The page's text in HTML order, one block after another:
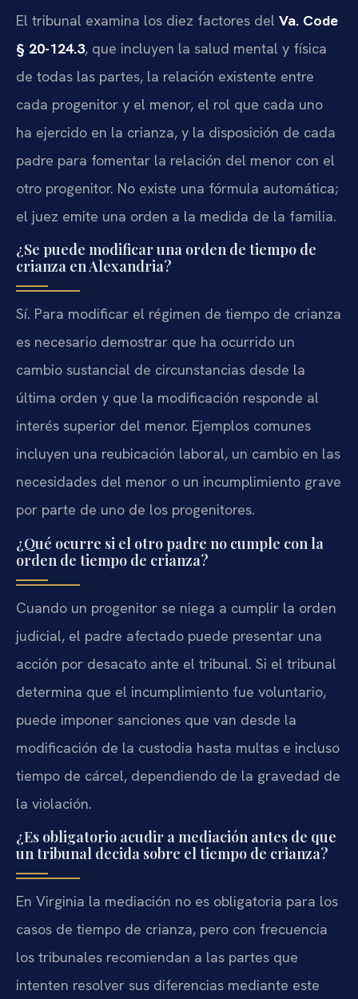
El tribunal examina los diez factores del Va. Code
§ 20-124.3, que incluyen la salud mental y física
de todas las partes, la relación existente entre
cada progenitor y el menor, el rol que cada uno
ha ejercido en la crianza, y la disposición de cada
padre para fomentar la relación del menor con el
otro progenitor. No existe una fórmula automática;
el juez emite una orden a la medida de la familia.
¿Se puede modificar una orden de tiempo de
crianza en Alexandria?
Sí. Para modificar el régimen de tiempo de crianza
es necesario demostrar que ha ocurrido un
cambio sustancial de circunstancias desde la
última orden y que la modificación responde al
interés superior del menor. Ejemplos comunes
incluyen una reubicación laboral, un cambio en las
necesidades del menor o un incumplimiento grave
por parte de uno de los progenitores.
¿Qué ocurre si el otro padre no cumple con la
orden de tiempo de crianza?
Cuando un progenitor se niega a cumplir la orden
judicial, el padre afectado puede presentar una
acción por desacato ante el tribunal. Si el tribunal
determina que el incumplimiento fue voluntario,
puede imponer sanciones que van desde la
modificación de la custodia hasta multas e incluso
tiempo de cárcel, dependiendo de la gravedad de
la violación.
¿Es obligatorio acudir a mediación antes de que
un tribunal decida sobre el tiempo de crianza?
En Virginia la mediación no es obligatoria para los
casos de tiempo de crianza, pero con frecuencia
los tribunales recomiendan a las partes que
intenten resolver sus diferencias mediante este